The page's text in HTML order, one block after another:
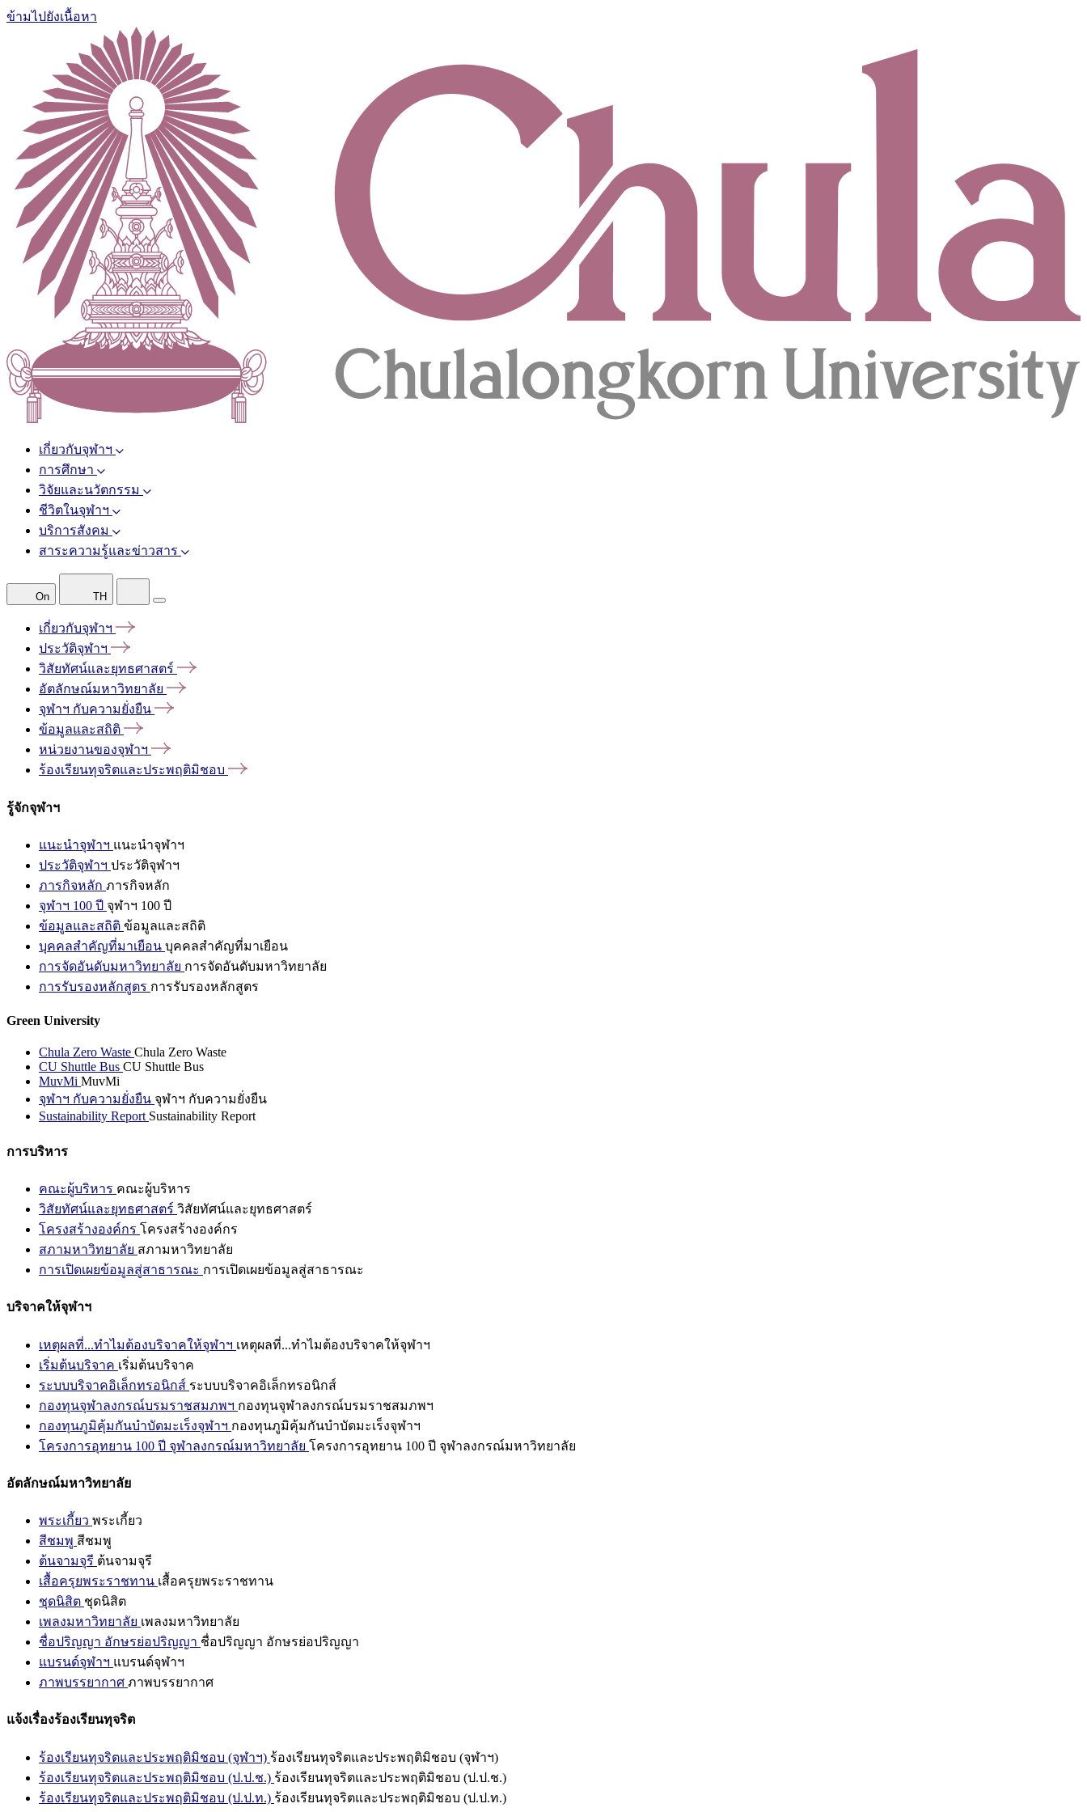
ข้ามไปยังเนื้อหา
เกี่ยวกับจุฬาฯ
การศึกษา
วิจัยและนวัตกรรม
ชีวิตในจุฬาฯ
บริการสังคม
สาระความรู้และข่าวสาร
On TH
เกี่ยวกับจุฬาฯ
ประวัติจุฬาฯ
วิสัยทัศน์และยุทธศาสตร์
อัตลักษณ์มหาวิทยาลัย
จุฬาฯ กับความยั่งยืน
ข้อมูลและสถิติ
หน่วยงานของจุฬาฯ
ร้องเรียนทุจริตและประพฤติมิชอบ
รู้จักจุฬาฯ
แนะนำจุฬาฯ แนะนำจุฬาฯ
ประวัติจุฬาฯ ประวัติจุฬาฯ
ภารกิจหลัก ภารกิจหลัก
จุฬาฯ 100 ปี จุฬาฯ 100 ปี
ข้อมูลและสถิติ ข้อมูลและสถิติ
บุคคลสำคัญที่มาเยือน บุคคลสำคัญที่มาเยือน
การจัดอันดับมหาวิทยาลัย การจัดอันดับมหาวิทยาลัย
การรับรองหลักสูตร การรับรองหลักสูตร
Green University
Chula Zero Waste Chula Zero Waste
CU Shuttle Bus CU Shuttle Bus
MuvMi MuvMi
จุฬาฯ กับความยั่งยืน จุฬาฯ กับความยั่งยืน
Sustainability Report Sustainability Report
การบริหาร
คณะผู้บริหาร คณะผู้บริหาร
วิสัยทัศน์และยุทธศาสตร์ วิสัยทัศน์และยุทธศาสตร์
โครงสร้างองค์กร โครงสร้างองค์กร
สภามหาวิทยาลัย สภามหาวิทยาลัย
การเปิดเผยข้อมูลสู่สาธารณะ การเปิดเผยข้อมูลสู่สาธารณะ
บริจาคให้จุฬาฯ
เหตุผลที่...ทำไมต้องบริจาคให้จุฬาฯ เหตุผลที่...ทำไมต้องบริจาคให้จุฬาฯ
เริ่มต้นบริจาค เริ่มต้นบริจาค
ระบบบริจาคอิเล็กทรอนิกส์ ระบบบริจาคอิเล็กทรอนิกส์
กองทุนจุฬาลงกรณ์บรมราชสมภพฯ กองทุนจุฬาลงกรณ์บรมราชสมภพฯ
กองทุนภูมิคุ้มกันบำบัดมะเร็งจุฬาฯ กองทุนภูมิคุ้มกันบำบัดมะเร็งจุฬาฯ
โครงการอุทยาน 100 ปี จุฬาลงกรณ์มหาวิทยาลัย โครงการอุทยาน 100 ปี จุฬาลงกรณ์มหาวิทยาลัย
อัตลักษณ์มหาวิทยาลัย
พระเกี้ยว พระเกี้ยว
สีชมพู สีชมพู
ต้นจามจุรี ต้นจามจุรี
เสื้อครุยพระราชทาน เสื้อครุยพระราชทาน
ชุดนิสิต ชุดนิสิต
เพลงมหาวิทยาลัย เพลงมหาวิทยาลัย
ชื่อปริญญา อักษรย่อปริญญา ชื่อปริญญา อักษรย่อปริญญา
แบรนด์จุฬาฯ แบรนด์จุฬาฯ
ภาพบรรยากาศ ภาพบรรยากาศ
แจ้งเรื่องร้องเรียนทุจริต
ร้องเรียนทุจริตและประพฤติมิชอบ (จุฬาฯ) ร้องเรียนทุจริตและประพฤติมิชอบ (จุฬาฯ)
ร้องเรียนทุจริตและประพฤติมิชอบ (ป.ป.ช.) ร้องเรียนทุจริตและประพฤติมิชอบ (ป.ป.ช.)
ร้องเรียนทุจริตและประพฤติมิชอบ (ป.ป.ท.) ร้องเรียนทุจริตและประพฤติมิชอบ (ป.ป.ท.)